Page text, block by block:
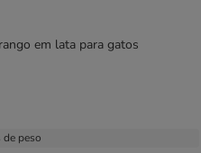
em lata para gatos
de peso